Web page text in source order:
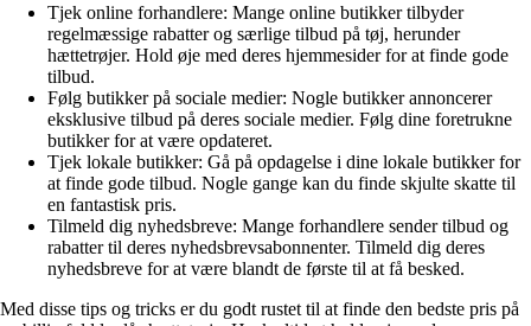
Tjek online forhandlere: Mange online butikker tilbyder
regelmæssige rabatter og særlige tilbud på tøj, herunder
hættetrøjer. Hold øje med deres hjemmesider for at finde gode
tilbud.
Følg butikker på sociale medier: Nogle butikker annoncerer
eksklusive tilbud på deres sociale medier. Følg dine foretrukne
butikker for at være opdateret.
Tjek lokale butikker: Gå på opdagelse i dine lokale butikker for
at finde gode tilbud. Nogle gange kan du finde skjulte skatte til
en fantastisk pris.
Tilmeld dig nyhedsbreve: Mange forhandlere sender tilbud og
rabatter til deres nyhedsbrevsabonnenter. Tilmeld dig deres
nyhedsbreve for at være blandt de første til at få besked.
Med disse tips og tricks er du godt rustet til at finde den bedste pris på